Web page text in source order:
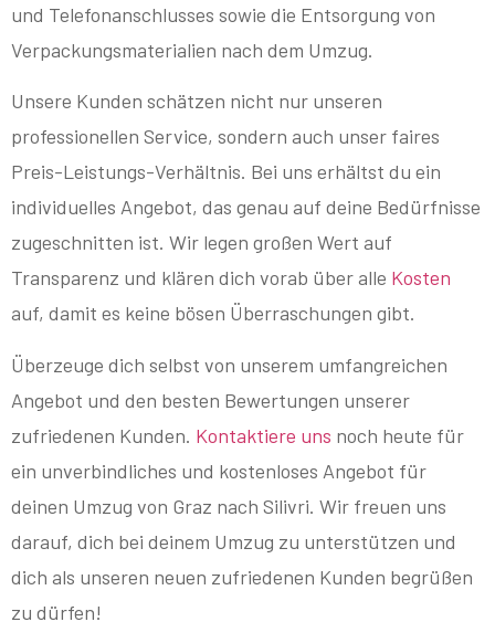
und Telefonanschlusses sowie die Entsorgung von
Verpackungsmaterialien nach dem Umzug.
Unsere Kunden schätzen nicht nur unseren
professionellen Service, sondern auch unser faires
Preis-Leistungs-Verhältnis. Bei uns erhältst du ein
individuelles Angebot, das genau auf deine Bedürfnisse
zugeschnitten ist. Wir legen großen Wert auf
Transparenz und klären dich vorab über alle Kosten
auf, damit es keine bösen Überraschungen gibt.
Überzeuge dich selbst von unserem umfangreichen
Angebot und den besten Bewertungen unserer
zufriedenen Kunden. Kontaktiere uns noch heute für
ein unverbindliches und kostenloses Angebot für
deinen Umzug von Graz nach Silivri. Wir freuen uns
darauf, dich bei deinem Umzug zu unterstützen und
dich als unseren neuen zufriedenen Kunden begrüßen
zu dürfen!